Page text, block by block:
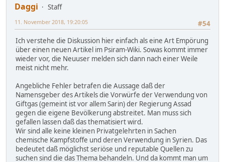
Daggi
Staff
#54
11. November 2018, 19:20:05
Ich verstehe die Diskussion hier einfach als eine Art Empörung
über einen neuen Artikel im Psiram-Wiki. Sowas kommt immer
wieder vor, die Neuuser melden sich dann nach einer Weile
meist nicht mehr.
Angebliche Fehler betrafen die Aussage daß der
Namensgeber des Artikels die Vorwürfe der Verwendung von
Giftgas (gemeint ist vor allem Sarin) der Regierung Assad
gegen die eigene Bevölkerung abstreitet. Man muss sich
gefallen lassen daß das thematisiert wird.
Wir sind alle keine kleinen Privatgelehrten in Sachen
chemische Kampfstoffe und deren Verwendung in Syrien. Das
bedeutet daß möglichst seriöse und reputable Quellen zu
suchen sind die das Thema behandeln. Und da kommt man um